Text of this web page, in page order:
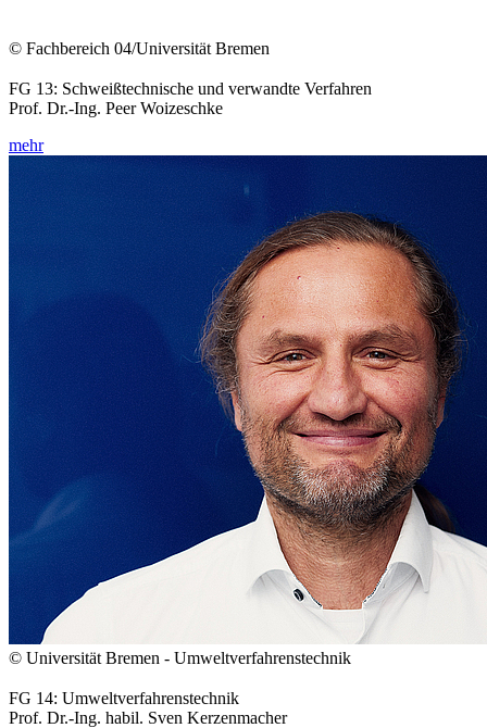
© Fachbereich 04/Universität Bremen
FG 13: Schweißtechnische und verwandte Verfahren
Prof. Dr.-Ing. Peer Woizeschke
mehr
© Universität Bremen - Umweltverfahrenstechnik
FG 14: Umweltverfahrenstechnik
Prof. Dr.-Ing. habil. Sven Kerzenmacher